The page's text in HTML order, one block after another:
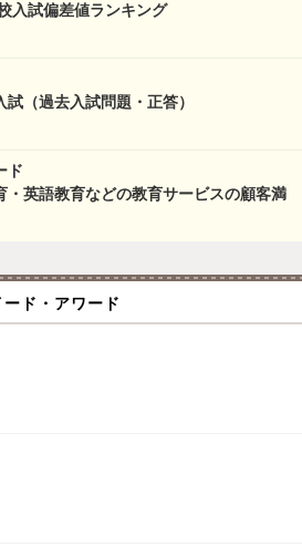
入試偏差値ランキング
（過去入試問題・正答）
ド
・英語教育などの教育サービスの顧客満
ード・アワード